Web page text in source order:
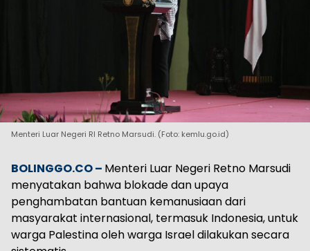
Menteri Luar Negeri RI Retno Marsudi. (Foto: kemlu.go.id)
BOLINGGO.CO – Menteri Luar Negeri Retno Marsudi
menyatakan bahwa blokade dan upaya
penghambatan bantuan kemanusiaan dari
masyarakat internasional, termasuk Indonesia, untuk
warga Palestina oleh warga Israel dilakukan secara